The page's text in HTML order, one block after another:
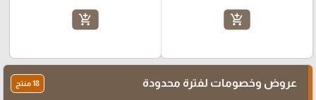
add_shopping_cart
add_shopping_cart
عروض وخصومات لفترة محدودة 18 منتج